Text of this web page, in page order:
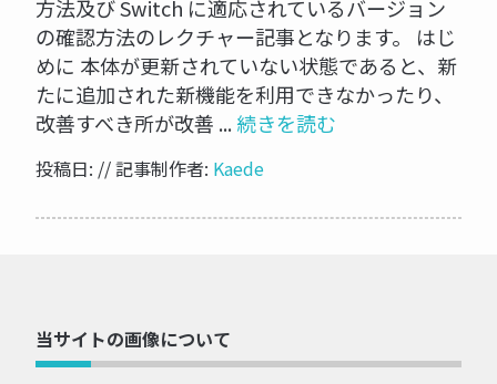
方法及び Switch に適応されているバージョン
の確認方法のレクチャー記事となります。 はじ
めに 本体が更新されていない状態であると、新
たに追加された新機能を利用できなかったり、
改善すべき所が改善 ...続きを読む
投稿日: // 記事制作者: Kaede
当サイトの画像について